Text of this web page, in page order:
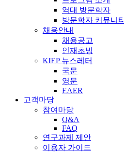
역대 방문학자
방문학자 커뮤니티
채용안내
채용공고
인재초빙
KIEP 뉴스레터
국문
영문
EAER
고객마당
참여마당
Q&A
FAQ
연구과제 제안
이용자 가이드